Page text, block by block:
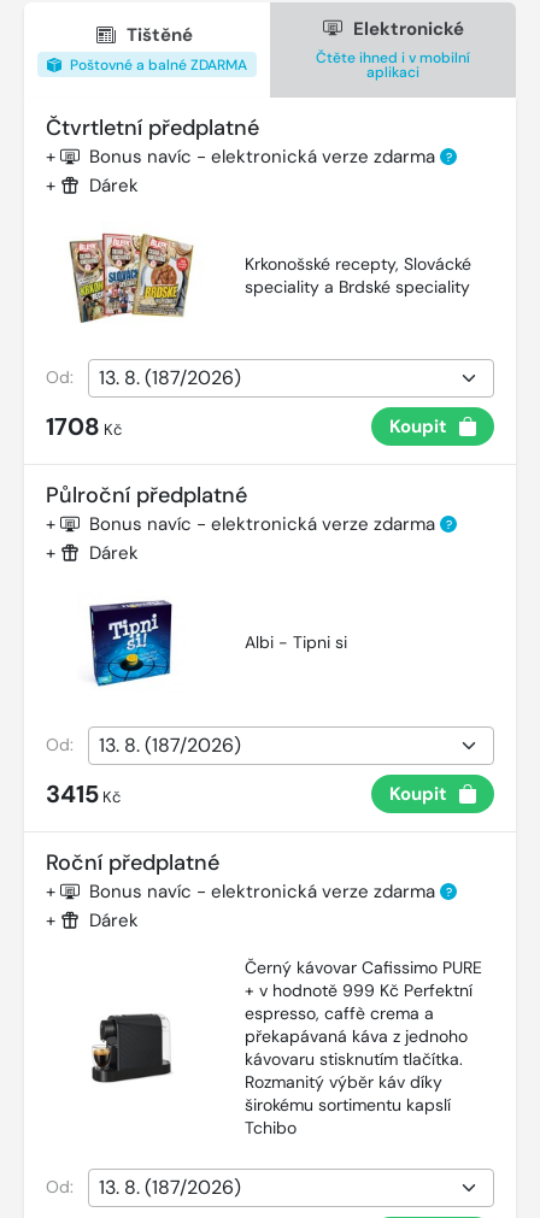
Tištěné
Poštovné a balné ZDARMA
Elektronické
Čtěte ihned i v mobilní
aplikaci
Čtvrtletní předplatné
+ Bonus navíc - elektronická verze zdarma ?
+ Dárek
Krkonošské recepty, Slovácké
speciality a Brdské speciality
Od:
1708 Kč Koupit
Půlroční předplatné
+ Bonus navíc - elektronická verze zdarma ?
+ Dárek
Albi - Tipni si
Od:
3415 Kč Koupit
Roční předplatné
+ Bonus navíc - elektronická verze zdarma ?
+ Dárek
Černý kávovar Cafissimo PURE
+ v hodnotě 999 Kč Perfektní
espresso, caffè crema a
překapávaná káva z jednoho
kávovaru stisknutím tlačítka.
Rozmanitý výběr káv díky
širokému sortimentu kapslí
Tchibo
Od: